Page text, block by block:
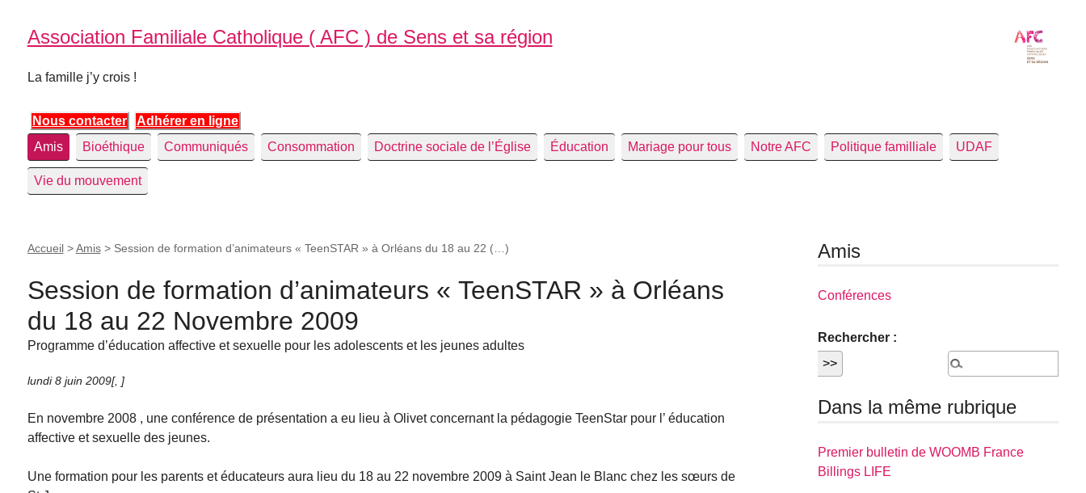
Association Familiale Catholique ( AFC ) de Sens et sa région
La famille j’y crois !
Nous contacter
Adhérer en ligne
Amis
Bioéthique Communiqués Consommation Doctrine sociale de l’Église Éducation Mariage pour tous Notre AFC Politique familliale UDAF
Vie du mouvement
Accueil>Amis> Session de formation d’animateurs « TeenSTAR » à Orléans du 18 au 22 (…)
Session de formation d’animateurs « TeenSTAR » à Orléans
du 18 au 22 Novembre 2009
Programme d’éducation affective et sexuelle pour les adolescents et les jeunes adultes
lundi 8 juin 2009[, ]
En novembre 2008 , une conférence de présentation a eu lieu à Olivet concernant la pédagogie TeenStar pour l’ éducation
affective et sexuelle des jeunes.
Une formation pour les parents et éducateurs aura lieu du 18 au 22 novembre 2009 à Saint Jean le Blanc chez les sœurs de
Amis
Conférences
Rechercher :
Dans la même rubrique
Premier bulletin de WOOMB France
Billings LIFE